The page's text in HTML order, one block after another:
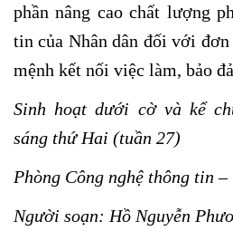
phần nâng cao chất lượng
tin của Nhân dân đối với
mệnh kết nối việc làm, bảo
Sinh hoạt dưới cờ và kể
sáng thứ Hai (tuần 27)
Phòng Công nghệ thông tin
Người soạn: Hồ Nguyễn